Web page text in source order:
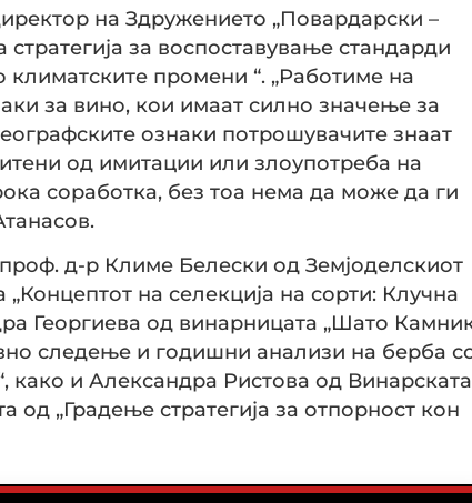
на Здружението „Повардарски –
за воспоставување стандарди
промени “. „Работиме на
за вино, кои имаат силно значење за
ознаки потрошувачите знаат
од имитации или злоупотреба на
соработка, без тоа нема да може да ги
д-р Климе Белески од Земјоделскиот
„Концептот на селекција на сорти: Клучна
Георгиева од винарницата „Шато
следење и годишни анализи на берба
како и Александра Ристова од Винарската
од „Градење стратегија за отпорност кон